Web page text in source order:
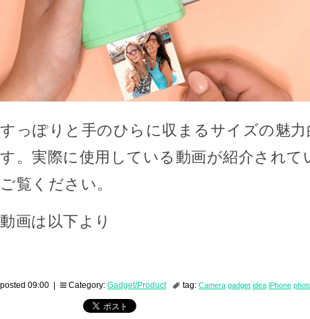
すっぽりと手のひらに収まるサイズの魅
す。実際に使用している動画が紹介されて
ご覧ください。
動画は以下より
posted 09:00 | Category: Gadget/Product tag: Camera gadget idea iPhone